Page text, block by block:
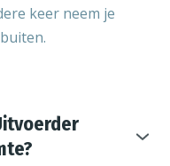
keer neem je